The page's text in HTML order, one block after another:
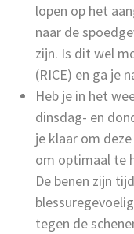
lopen op het
naar de
zijn. Is dit wel
(RICE) en ga je
Heb je in het
dinsdag- en
je klaar om
om optimaal te
De benen zijn
tegen de